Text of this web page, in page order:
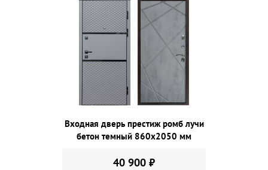
Входная дверь престиж ромб лучи
бетон темный 860х2050 мм
40 900 ₽